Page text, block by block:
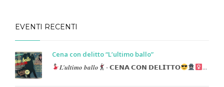
EVENTI RECENTI
Cena con delitto “L’ultimo ballo”
𝑳’𝒖𝒍𝒕𝒊𝒎𝒐 𝒃𝒂𝒍𝒍𝒐
- 𝗖𝗘𝗡𝗔 𝗖𝗢𝗡 𝗗𝗘𝗟𝗜𝗧𝗧𝗢 ...